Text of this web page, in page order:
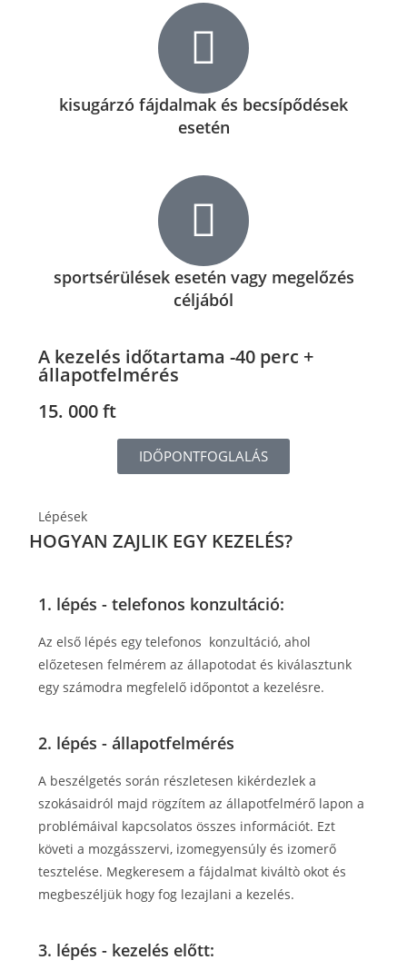
kisugárzó fájdalmak és becsípődések
esetén
sportsérülések esetén vagy megelőzés
céljából
A kezelés időtartama -40 perc +
állapotfelmérés
15. 000 ft
IDŐPONTFOGLALÁS
Lépések
HOGYAN ZAJLIK EGY KEZELÉS?
1. lépés - telefonos konzultáció:
Az első lépés egy telefonos konzultáció, ahol
előzetesen felmérem az állapotodat és kiválasztunk
egy számodra megfelelő időpontot a kezelésre.
2. lépés - állapotfelmérés
A beszélgetés során részletesen kikérdezlek a
szokásaidról majd rögzítem az állapotfelmérő lapon a
problémáival kapcsolatos összes információt. Ezt
követi a mozgásszervi, izomegyensúly és izomerő
tesztelése. Megkeresem a fájdalmat kiváltò okot és
megbeszéljük hogy fog lezajlani a kezelés.
3. lépés - kezelés előtt: